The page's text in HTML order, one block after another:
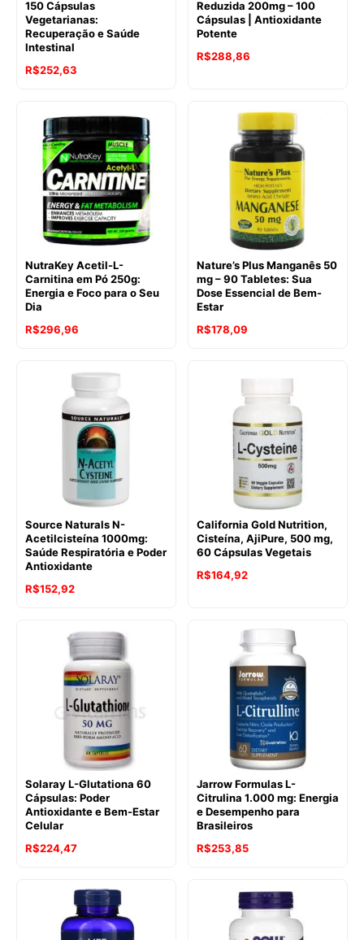
150 Cápsulas
Vegetarianas:
Recuperação e Saúde
Intestinal
R$252,63
Reduzida 200mg – 100
Cápsulas | Antioxidante
Potente
R$288,86
NutraKey Acetil-L-
Carnitina em Pó 250g:
Energia e Foco para o Seu
Dia
R$296,96
Nature’s Plus Manganês 50
mg – 90 Tabletes: Sua
Dose Essencial de Bem-
Estar
R$178,09
Source Naturals N-
Acetilcisteína 1000mg:
Saúde Respiratória e Poder
Antioxidante
R$152,92
California Gold Nutrition,
Cisteína, AjiPure, 500 mg,
60 Cápsulas Vegetais
R$164,92
Solaray L-Glutationa 60
Cápsulas: Poder
Antioxidante e Bem-Estar
Celular
R$224,47
Jarrow Formulas L-
Citrulina 1.000 mg: Energia
e Desempenho para
Brasileiros
R$253,85